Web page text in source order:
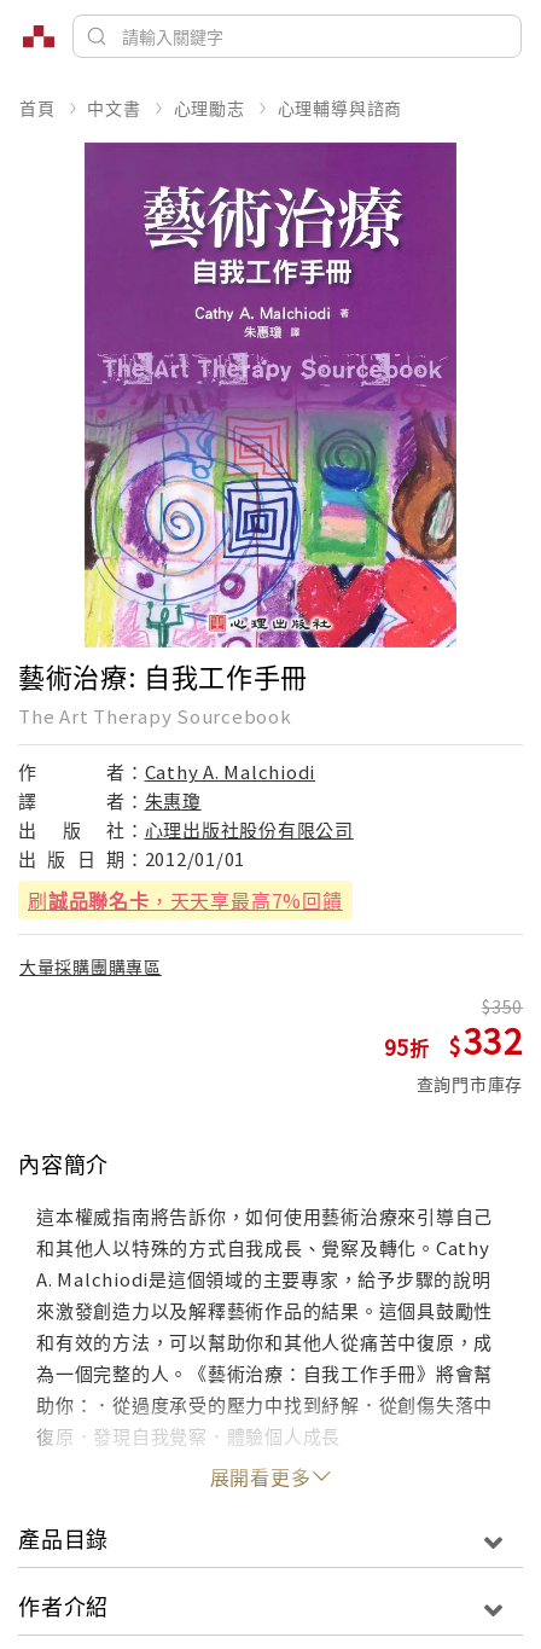
首頁 中文書 心理勵志 心理輔導與諮商
藝術治療: 自我工作手冊
The Art Therapy Sourcebook
作 者： Cathy A. Malchiodi
譯
者： 朱惠瓊
出
版 社： 心理出版社股份有限公司
出 版 日 期： 2012/01/01
刷誠品聯名卡 ，天天享最高7%回饋
大量採購團購專區
95
350
332
查詢門市庫存
內容簡介
這本權威指南將告訴你，如何使用藝術治療來引導自己
和其他人以特殊的方式自我成長、覺察及轉化。Cathy
A. Malchiodi是這個領域的主要專家，給予步驟的說明
來激發創造力以及解釋藝術作品的結果。這個具鼓勵性
和有效的方法，可以幫助你和其他人從痛苦中復原，成
為一個完整的人。《藝術治療：自我工作手冊》將會幫
助你：．從過度承受的壓力中找到紓解．從創傷失落中
復原．發現自我覺察．體驗個人成長
展開看更多
產品目錄
作者介紹